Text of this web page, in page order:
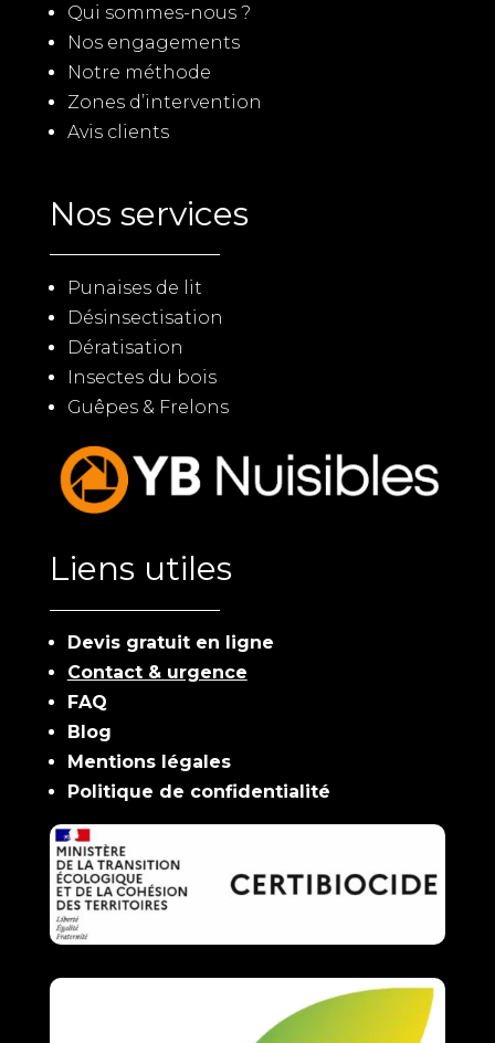
Qui sommes-nous ?
Nos engagements
Notre méthode
Zones d’intervention
Avis clients
Nos services
Punaises de lit
Désinsectisation
Dératisation
Insectes du bois
Guêpes & Frelons
Liens utiles
Devis gratuit en ligne
Contact & urgence
FAQ
Blog
Mentions légales
Politique de confidentialité